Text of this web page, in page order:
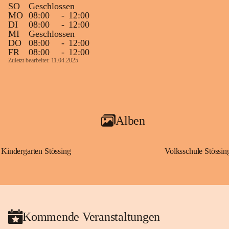
SO
Geschlossen
MO 08:00 - 12:00
DI
08:00 - 12:00
MI
Geschlossen
DO
08:00 - 12:00
FR
08:00 - 12:00
Zuletzt bearbeitet: 11.04.2025
Alben
Kindergarten Stössing Volksschule
Kommende Veranstaltungen